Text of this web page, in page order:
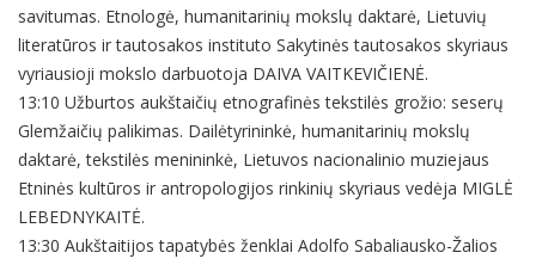
savitumas. Etnologė, humanitarinių mokslų daktarė, Lietuvių
literatūros ir tautosakos instituto Sakytinės tautosakos skyriaus
vyriausioji mokslo darbuotoja DAIVA VAITKEVIČIENĖ.
13:10 Užburtos aukštaičių etnografinės tekstilės grožio: seserų
Glemžaičių palikimas. Dailėtyrininkė, humanitarinių mokslų
daktarė, tekstilės menininkė, Lietuvos nacionalinio muziejaus
Etninės kultūros ir antropologijos rinkinių skyriaus vedėja MIGLĖ
LEBEDNYKAITĖ.
13:30 Aukštaitijos tapatybės ženklai Adolfo Sabaliausko-Žalios